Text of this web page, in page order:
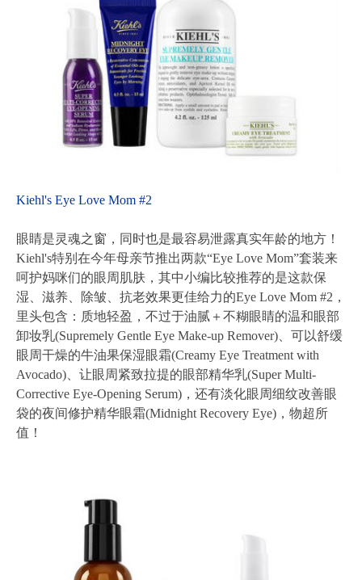
Kiehl's Eye Love Mom #2
眼睛是灵魂之窗，同时也是最容易泄露真实年龄的地方！
Kiehl's特别在今年母亲节推出两款“Eye Love Mom”套装来
呵护妈咪们的眼周肌肤，其中小编比较推荐的是这款保
湿、滋养、除皱、抗老效果更佳给力的Eye Love Mom #2，
里头包含：质地轻盈，不过于油腻＋不糊眼睛的温和眼部
卸妆乳(Supremely Gentle Eye Make-up Remover)、可以舒缓
眼周干燥的牛油果保湿眼霜(Creamy Eye Treatment with
Avocado)、让眼周紧致拉提的眼部精华乳(Super Multi-
Corrective Eye-Opening Serum)，还有淡化眼周细纹改善眼
袋的夜间修护精华眼霜(Midnight Recovery Eye)，物超所
值！